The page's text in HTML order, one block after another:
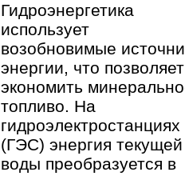
Гидроэнергетика
использует
возобновимые
энергии, что позволяет
экономить
топливо. На
гидроэлектростанциях
(ГЭС) энергия текущей
воды преобразуется в